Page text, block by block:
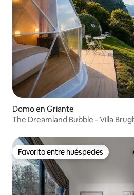
Domo en Griante
The Dreamland Bubble - Villa
Favorito entre huéspedes
Favorito entre huéspedes